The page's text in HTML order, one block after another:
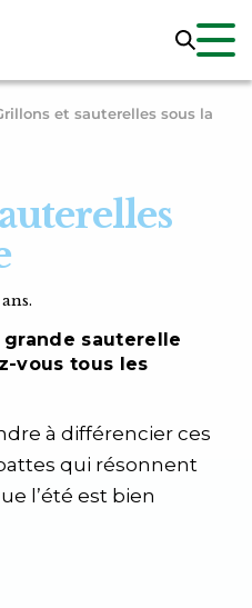
et sauterelles sous la
sauterelle
vous tous les
à différencier ces
qui résonnent
l’été est bien